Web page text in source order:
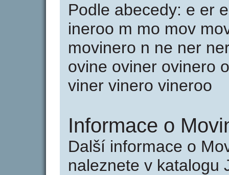
Podle abecedy: e er
ineroo m mo mov
movinero n ne ner
ovine oviner ovinero
viner vinero vineroo
Informace o
Další informace o
naleznete v katalogu